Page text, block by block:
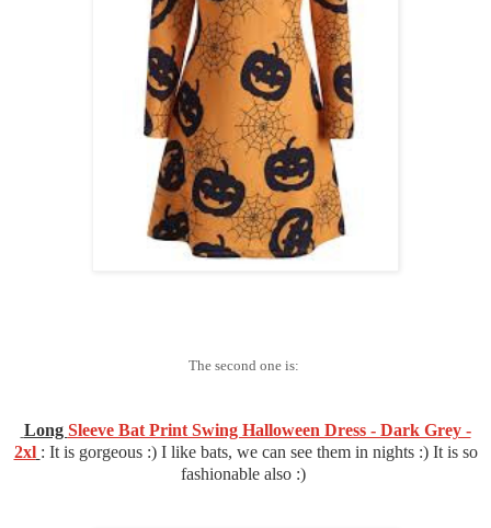
The second one is:
Long Sleeve Bat Print Swing Halloween Dress - Dark Grey -
2xl : It is gorgeous :) I like bats, we can see them in nights :) It is so
fashionable also :)